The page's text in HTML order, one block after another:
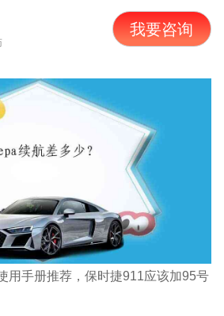
我要咨询
用手册推荐，保时捷911应该加95号